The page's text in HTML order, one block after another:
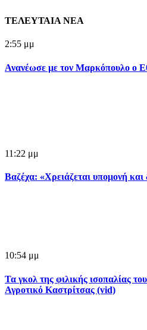
ΤΕΛΕΥΤΑΙΑ ΝΕΑ
2:55 μμ
Ανανέωσε με τον Μαρκόπουλο ο
11:22 μμ
Βαζέχα: «Χρειάζεται υπομονή και
10:54 μμ
Τα γκολ της φιλικής ισοπαλίας
Αγροτικό Καστρίτσας (vid)